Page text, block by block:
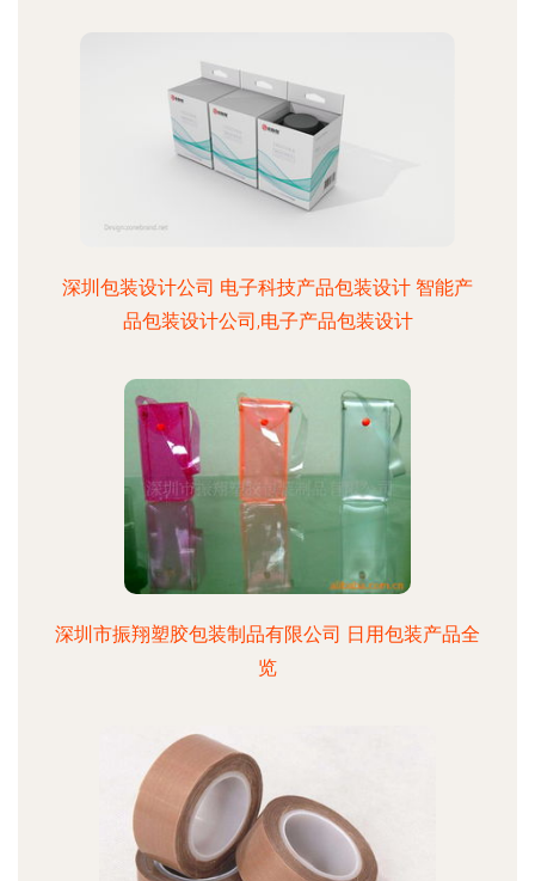
深圳包装设计公司 电子科技产品包装设计 智能产
品包装设计公司,电子产品包装设计
深圳市振翔塑胶包装制品有限公司 日用包装产品全
览